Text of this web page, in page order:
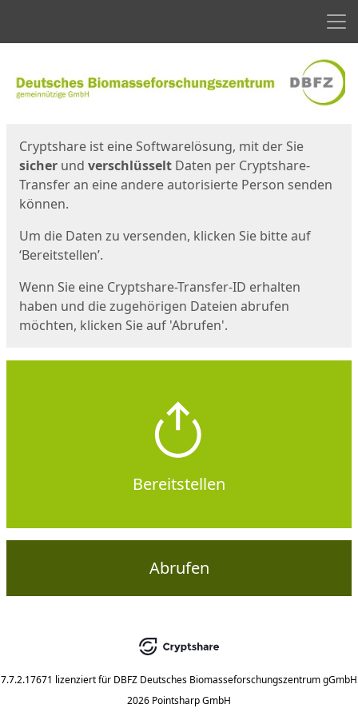
Cryptshare ist eine Softwarelösung, mit der Sie
sicher und verschlüsselt Daten per Cryptshare-
Transfer an eine andere autorisierte Person senden
können.
Um die Daten zu versenden, klicken Sie bitte auf
‘Bereitstellen’.
Wenn Sie eine Cryptshare-Transfer-ID erhalten
haben und die zugehörigen Dateien abrufen
möchten, klicken Sie auf 'Abrufen'.
Bereitstellen
Abrufen
7.7.2.17671 lizenziert für DBFZ Deutsches Biomasseforschungszentrum gGmbH
2026 Pointsharp GmbH